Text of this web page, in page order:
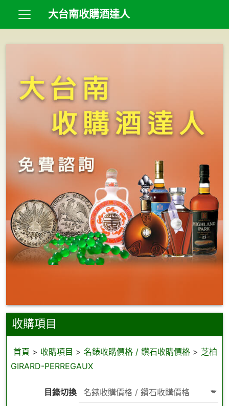
大台南收購酒達人
收購項目
首頁 > 收購項目 > 名錶收購價格 / 鑽石收購價格 > 芝柏
GIRARD-PERREGAUX
目錄切換